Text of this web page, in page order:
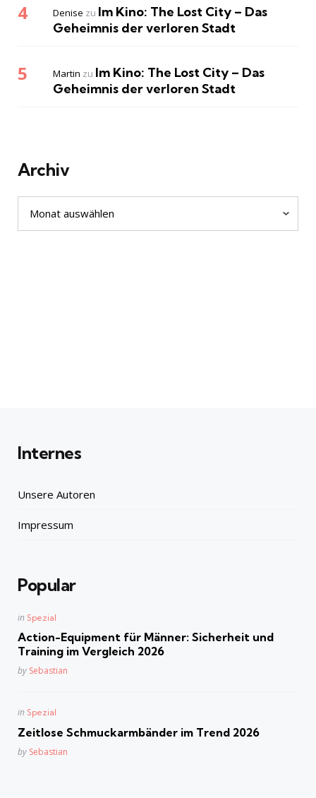
Denise zu Im Kino: The Lost City – Das
Geheimnis der verloren Stadt
Martin zu Im Kino: The Lost City – Das
Geheimnis der verloren Stadt
Archiv
Internes
Unsere Autoren
Impressum
Popular
Posted
in Spezial
Action-Equipment für Männer: Sicherheit und
Training im Vergleich 2026
Posted
by Sebastian
Posted
in Spezial
Zeitlose Schmuckarmbänder im Trend 2026
Posted
by Sebastian